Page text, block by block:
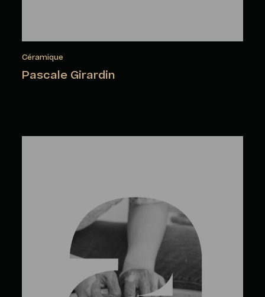
Céramique
Pascale Girardin